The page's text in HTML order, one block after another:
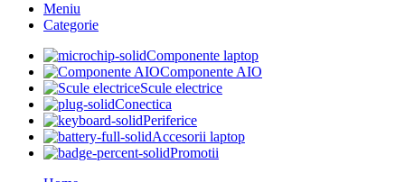
Meniu
Categorie
Componente laptop
Componente AIO
Scule electrice
Conectica
Periferice
Accesorii laptop
Promotii